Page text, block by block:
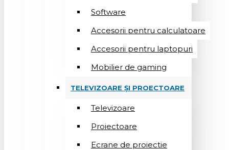
Software
Accesorii pentru calculatoare
Accesorii pentru laptopuri
Mobilier de gaming
TELEVIZOARE ȘI PROECTOARE
Televizoare
Proiectoare
Ecrane de proiectie